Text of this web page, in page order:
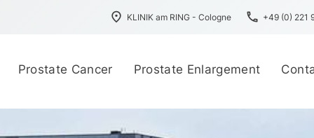
place KLINIK am RING - Cologne phone +49 (0) 221
Prostate Cancer Prostate Enlargement